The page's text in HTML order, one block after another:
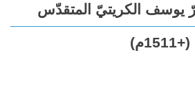
يوسف الكريتيّ المتقدّس
(+1511م)